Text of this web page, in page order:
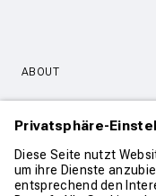
ABOUT
SERVICE & SUPPORT
KONTAKT